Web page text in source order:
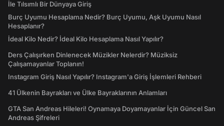
İle Tılsımlı Bir Dünyaya Giriş
Burç Uyumu Hesaplama Nedir? Burç Uyumu, Aşk Uyumu Nasıl
Hesaplanır?
İdeal Kilo Nedir? İdeal Kilo Hesaplama Nasıl Yapılır?
Ders Çalışırken Dinlenecek Müzikler Nelerdir? Müziksiz
Çalışamayanlar Toplanın!
Instagram Giriş Nasıl Yapılır? Instagram'a Giriş İşlemleri Rehberi
41 Ülkenin Bayrakları ve Ülke Bayraklarının Anlamları
GTA San Andreas Hileleri! Oynamaya Doyamayanlar İçin Güncel San
Andreas Şifreleri